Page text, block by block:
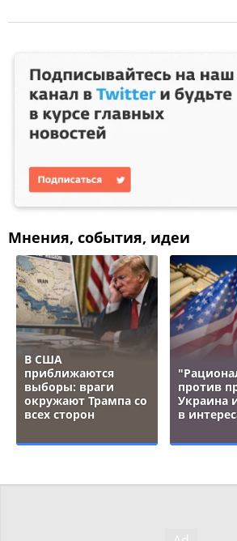
Мнения, события, идеи
В США
приближаются
выборы: враги
окружают Трампа со
всех сторон
против
Украина
в